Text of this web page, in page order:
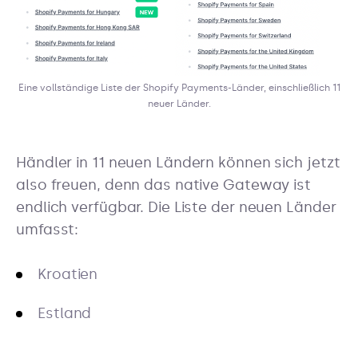
Eine vollständige Liste der Shopify Payments-Länder, einschließlich 11
neuer Länder.
Händler in 11 neuen Ländern können sich jetzt
also freuen, denn das native Gateway ist
endlich verfügbar. Die Liste der neuen Länder
umfasst:
Kroatien
Estland